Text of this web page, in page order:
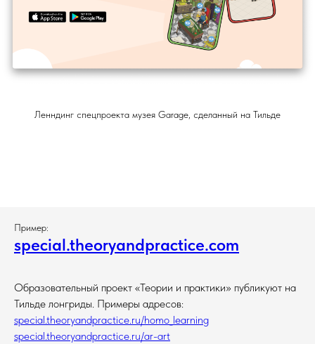
Ленндинг спецпроекта музея Garage, сделанный на Тильде
Пример:
special.theoryandpractice.com
Образовательный проект «Теории и практики» публикуют на
Тильде лонгриды. Примеры адресов:
special.theoryandpractice.ru/homo_learning
special.theoryandpractice.ru/ar-art